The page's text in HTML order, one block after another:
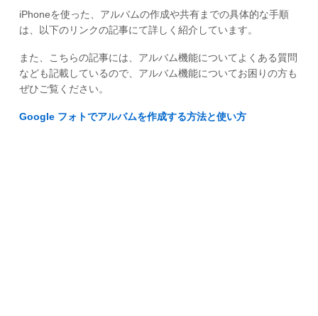
iPhoneを使った、アルバムの作成や共有までの具体的な手順
は、以下のリンクの記事にて詳しく紹介しています。
また、こちらの記事には、アルバム機能についてよくある質問
なども記載しているので、アルバム機能についてお困りの方も
ぜひご覧ください。
Google フォトでアルバムを作成する方法と使い方